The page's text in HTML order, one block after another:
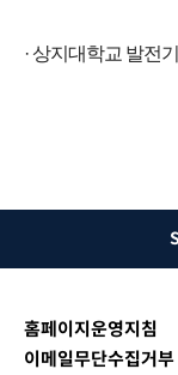
· 상지대학교 발전
홈페이지운영지침
이메일무단수집거부